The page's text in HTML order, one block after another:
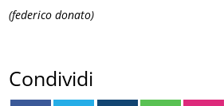
(federico donato)
Condividi